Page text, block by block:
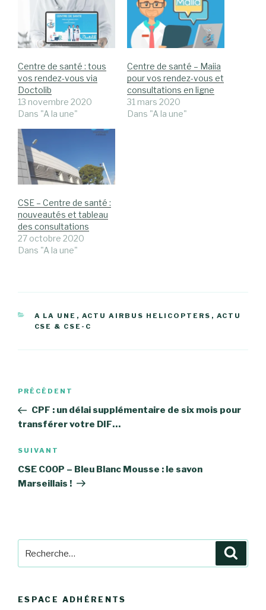
Centre de santé : tous
vos rendez-vous via
Doctolib
13 novembre 2020
Dans "A la une"
Centre de santé – Maiia
pour vos rendez-vous et
consultations en ligne
31 mars 2020
Dans "A la une"
CSE – Centre de santé :
nouveautés et tableau
des consultations
27 octobre 2020
Dans "A la une"
CATÉGORIES
A LA UNE , ACTU AIRBUS HELICOPTERS , ACTU
CSE & CSE-C
Navigation
l’article
Article
précédent
PRÉCÉDENT
CPF : un délai supplémentaire de six mois pour
transférer votre DIF…
Article
suivant
SUIVANT
CSE COOP – Bleu Blanc Mousse : le savon
Marseillais !
pour
ESPACE ADHÉRENTS